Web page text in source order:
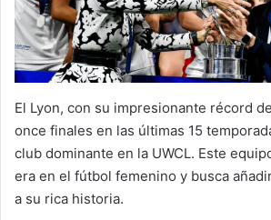
El Lyon, con su impresionante récord
once finales en las últimas 15
club dominante en la UWCL. Este
era en el fútbol femenino y busca
a su rica historia.